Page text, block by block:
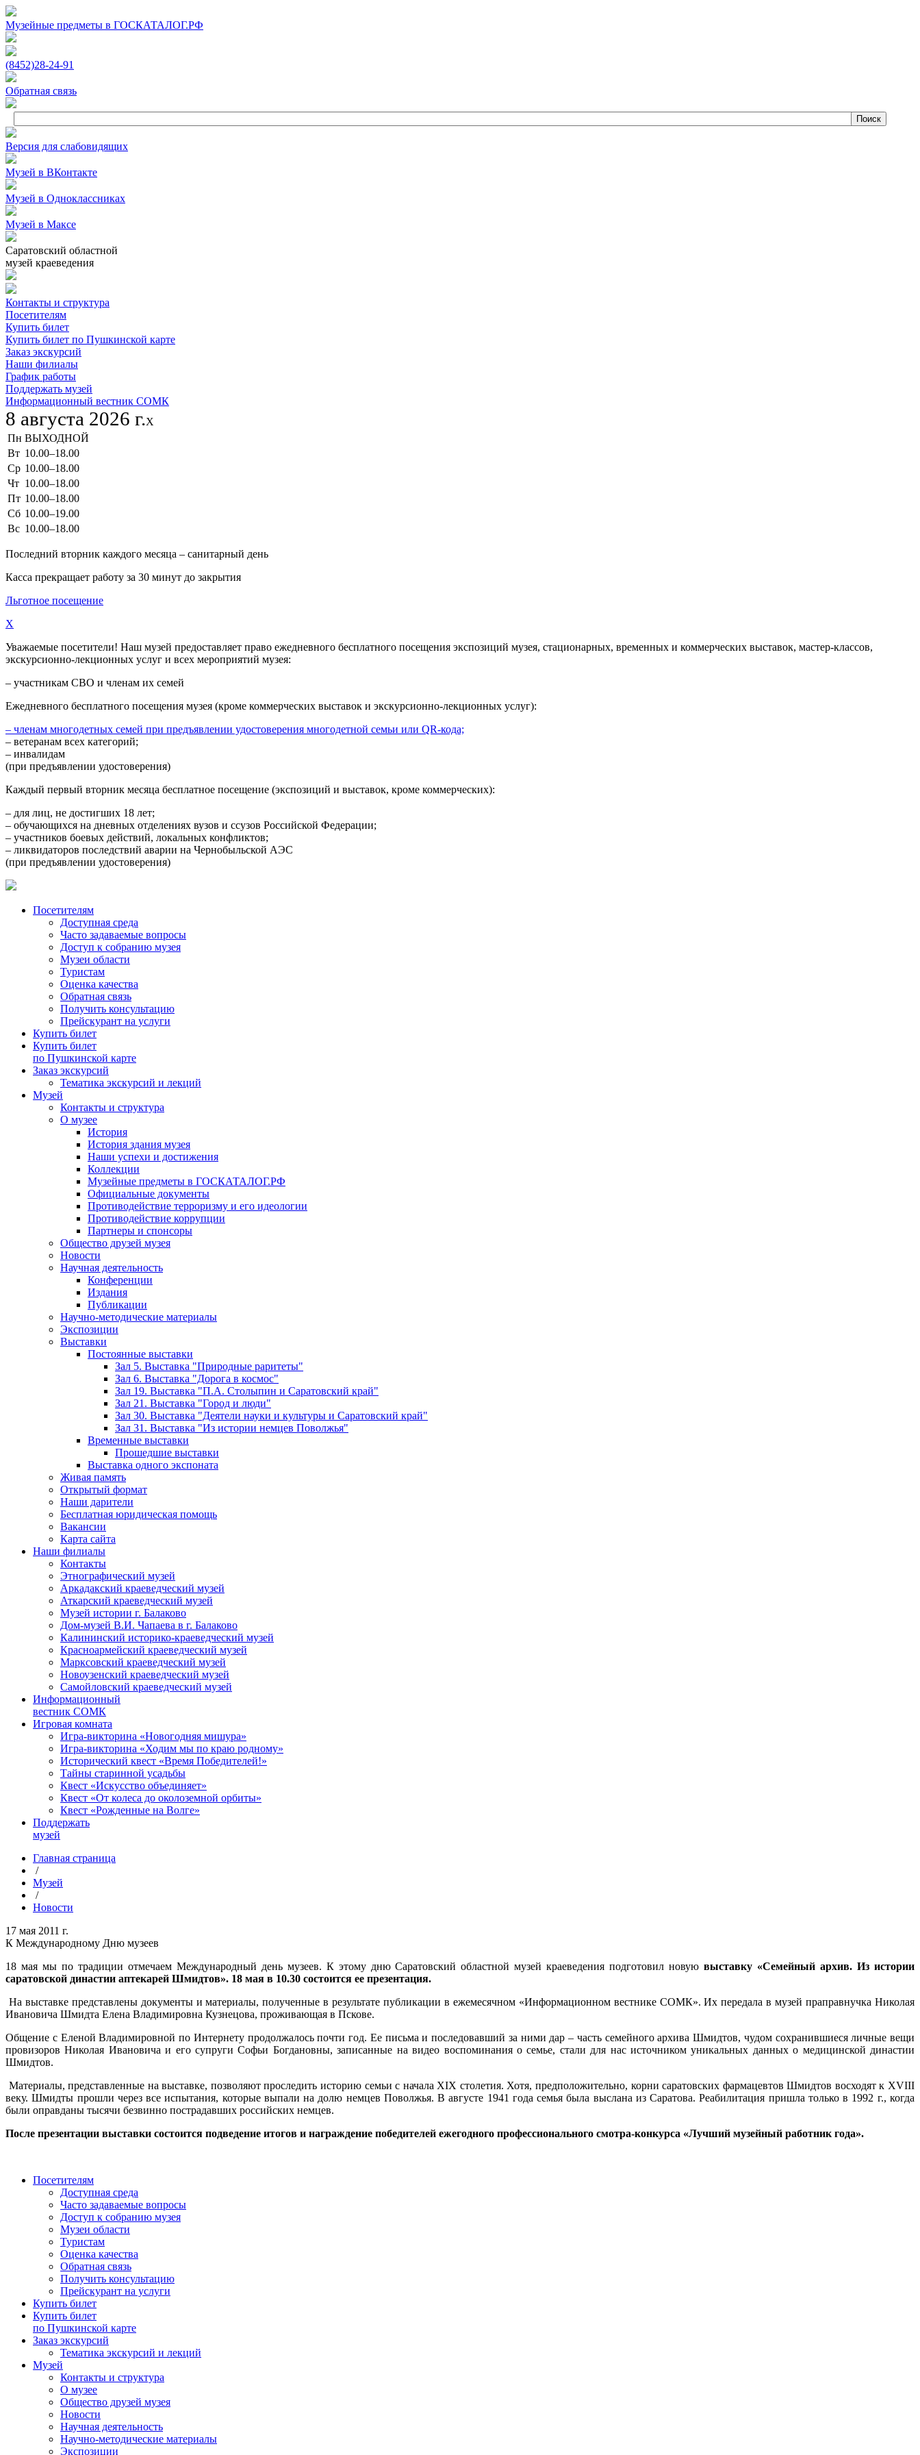
Музейные предметы в ГОСКАТАЛОГ.РФ
(8452)28‑24‑91
Обратная связь
Версия для слабовидящих
Музей в ВКонтакте
Музей в Одноклассниках
Музей в Максе
Саратовский областной
музей краеведения
Контакты и структура
Посетителям
Купить билет
Купить билет по Пушкинской карте
Заказ экскурсий
Наши филиалы
График работы
Поддержать музей
Информационный вестник СОМК
8 августа 2026 г.X
Пн ВЫХОДНОЙ
Вт 10.00–18.00
Ср 10.00–18.00
Чт 10.00–18.00
Пт 10.00–18.00
Сб 10.00–19.00
Вс 10.00–18.00
Последний вторник каждого месяца – санитарный день
Касса прекращает работу за 30 минут до закрытия
Льготное посещение
X
Уважаемые посетители! Наш музей предоставляет право ежедневного бесплатного посещения экспозиций музея, стационарных, временных и коммерческих выставок, мастер-классов,
экскурсионно-лекционных услуг и всех мероприятий музея:
– участникам СВО и членам их семей
Ежедневного бесплатного посещения музея (кроме коммерческих выставок и экскурсионно-лекционных услуг):
– членам многодетных семей при предъявлении удостоверения многодетной семьи или QR-кода;
– ветеранам всех категорий;
– инвалидам
(при предъявлении удостоверения)
Каждый первый вторник месяца бесплатное посещение (экспозиций и выставок, кроме коммерческих):
– для лиц, не достигших 18 лет;
– обучающихся на дневных отделениях вузов и ссузов Российской Федерации;
– участников боевых действий, локальных конфликтов;
– ликвидаторов последствий аварии на Чернобыльской АЭС
(при предъявлении удостоверения)
Посетителям
Доступная среда
Часто задаваемые вопросы
Доступ к собранию музея
Музеи области
Туристам
Оценка качества
Обратная связь
Получить консультацию
Прейскурант на услуги
Купить билет
Купить билет
по Пушкинской карте
Заказ экскурсий
Тематика экскурсий и лекций
Музей
Контакты и структура
О музее
История
История здания музея
Наши успехи и достижения
Коллекции
Музейные предметы в ГОСКАТАЛОГ.РФ
Официальные документы
Противодействие терроризму и его идеологии
Противодействие коррупции
Партнеры и спонсоры
Общество друзей музея
Новости
Научная деятельность
Конференции
Издания
Публикации
Научно-методические материалы
Экспозиции
Выставки
Постоянные выставки
Зал 5. Выставка "Природные раритеты"
Зал 6. Выставка "Дорога в космос"
Зал 19. Выставка "П.А. Столыпин и Саратовский край"
Зал 21. Выставка "Город и люди"
Зал 30. Выставка "Деятели науки и культуры и Саратовский край"
Зал 31. Выставка "Из истории немцев Поволжья"
Временные выставки
Прошедшие выставки
Выставка одного экспоната
Живая память
Открытый формат
Наши дарители
Бесплатная юридическая помощь
Вакансии
Карта сайта
Наши филиалы
Контакты
Этнографический музей
Аркадакский краеведческий музей
Аткарский краеведческий музей
Музей истории г. Балаково
Дом-музей В.И. Чапаева в г. Балаково
Калининский историко-краеведческий музей
Красноармейский краеведческий музей
Марксовский краеведческий музей
Новоузенский краеведческий музей
Самойловский краеведческий музей
Информационный
вестник СОМК
Игровая комната
Игра-викторина «Новогодняя мишура»
Игра-викторина «Ходим мы по краю родному»
Исторический квест «Время Победителей!»
Тайны старинной усадьбы
Квест «Искусство объединяет»
Квест «От колеса до околоземной орбиты»
Квест «Рожденные на Волге»
Поддержать
музей
Главная страница
/
Музей
/
Новости
17 мая 2011 г.
К Международному Дню музеев
18 мая мы по традиции отмечаем Международный день музеев. К этому дню Саратовский областной музей краеведения подготовил новуювыставку «Семейный архив. Из истории
саратовской династии аптекарей Шмидтов». 18 мая в 10.30 состоится ее презентация.
На выставке представлены документы и материалы, полученные в результате публикации в ежемесячном «Информационном вестнике СОМК». Их передала в музей праправнучка Николая
Ивановича Шмидта Елена Владимировна Кузнецова, проживающая в Пскове.
Общение с Еленой Владимировной по Интернету продолжалось почти год. Ее письма и последовавший за ними дар – часть семейного архива Шмидтов, чудом сохранившиеся личные вещи
провизоров Николая Ивановича и его супруги Софьи Богдановны, записанные на видео воспоминания о семье, стали для нас источником уникальных данных о медицинской династии
Шмидтов.
Материалы, представленные на выставке, позволяют проследить историю семьи с начала XIX столетия. Хотя, предположительно, корни саратовских фармацевтов Шмидтов восходят к XVIII
веку. Шмидты прошли через все испытания, которые выпали на долю немцев Поволжья. В августе 1941 года семья была выслана из Саратова. Реабилитация пришла только в 1992 г., когда
были оправданы тысячи безвинно пострадавших российских немцев.
После презентации выставки состоится подведение итогов и награждение победителей ежегодного профессионального смотра-конкурса «Лучший музейный работник года».
Посетителям
Доступная среда
Часто задаваемые вопросы
Доступ к собранию музея
Музеи области
Туристам
Оценка качества
Обратная связь
Получить консультацию
Прейскурант на услуги
Купить билет
Купить билет
по Пушкинской карте
Заказ экскурсий
Тематика экскурсий и лекций
Музей
Контакты и структура
О музее
Общество друзей музея
Новости
Научная деятельность
Научно-методические материалы
Экспозиции